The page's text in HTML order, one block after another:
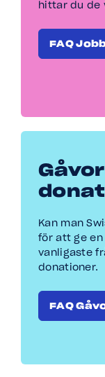
hittar du de
FAQ
Kan man
för att ge en
vanligaste
donationer.
FAQ